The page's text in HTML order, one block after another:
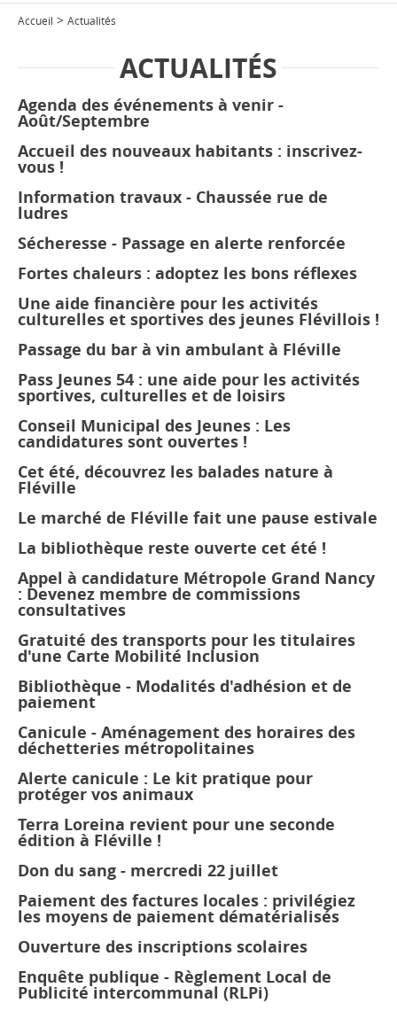
Accueil > Actualités
ACTUALITÉS
Agenda des événements à venir -
Août/Septembre
Accueil des nouveaux habitants : inscrivez-
vous !
Information travaux - Chaussée rue de
ludres
Sécheresse - Passage en alerte renforcée
Fortes chaleurs : adoptez les bons réflexes
Une aide financière pour les activités
culturelles et sportives des jeunes Flévillois !
Passage du bar à vin ambulant à Fléville
Pass Jeunes 54 : une aide pour les activités
sportives, culturelles et de loisirs
Conseil Municipal des Jeunes : Les
candidatures sont ouvertes !
Cet été, découvrez les balades nature à
Fléville
Le marché de Fléville fait une pause estivale
La bibliothèque reste ouverte cet été !
Appel à candidature Métropole Grand Nancy
: Devenez membre de commissions
consultatives
Gratuité des transports pour les titulaires
d'une Carte Mobilité Inclusion
Bibliothèque - Modalités d'adhésion et de
paiement
Canicule - Aménagement des horaires des
déchetteries métropolitaines
Alerte canicule : Le kit pratique pour
protéger vos animaux
Terra Loreina revient pour une seconde
édition à Fléville !
Don du sang - mercredi 22 juillet
Paiement des factures locales : privilégiez
les moyens de paiement dématérialisés
Ouverture des inscriptions scolaires
Enquête publique - Règlement Local de
Publicité intercommunal (RLPi)